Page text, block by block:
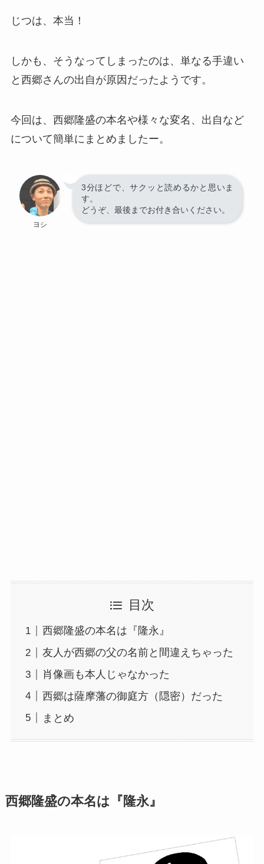
じつは、本当！
しかも、そうなってしまったのは、単なる手違い
と西郷さんの出自が原因だったようです。
今回は、西郷隆盛の本名や様々な変名、出自など
について簡単にまとめましたー。
ヨシ
3分ほどで、サクッと読めるかと思いま
す。
どうぞ、最後までお付き合いください。
目次
西郷隆盛の本名は『隆永』
友人が西郷の父の名前と間違えちゃった
肖像画も本人じゃなかった
西郷は薩摩藩の御庭方（隠密）だった
まとめ
西郷隆盛の本名は『隆永』